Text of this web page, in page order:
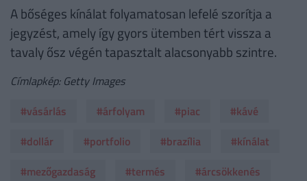
A bőséges kínálat folyamatosan lefelé szorítja a
jegyzést, amely így gyors ütemben tért vissza a
tavaly ősz végén tapasztalt alacsonyabb szintre.
Címlapkép: Getty Images
#vásárlás
#árfolyam #piac
#kávé
#dollár
#portfolio #brazília
#kínálat
#mezőgazdaság
#termés
#árcsökkenés